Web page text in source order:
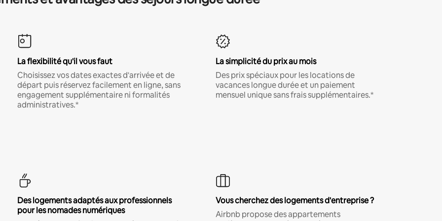
La flexibilité qu'il vous faut
Choisissez vos dates exactes d'arrivée et de
départ puis réservez facilement en ligne, sans
engagement supplémentaire ni formalités
administratives.*
La simplicité du prix au mois
Des prix spéciaux pour les locations de
vacances longue durée et un paiement
mensuel unique sans frais supplémentaires.*
Des logements adaptés aux professionnels
pour les nomades numériques
Vous cherchez des logements d'entreprise ?
Airbnb propose des appartements